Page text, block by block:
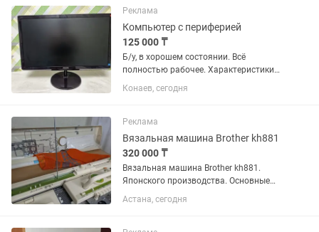
Реклама
Компьютер с периферией
125 000 ₸
Б/у, в хорошем состоянии. Всё
полностью рабочее. Характеристики
системного блока: 🔹 Процессор Intel
Core i5-6500 🔹 ОЗУ 16 ГБ DDR4 — 2×8
Конаев, сегодня
Реклама
Вязальная машина Brother kh881
320 000 ₸
Вязальная машина Brother kh881.
Японского производства. Основные
характеристики и возможности: Класс:
5-й. Тип: Однофонтурная
Астана, сегодня